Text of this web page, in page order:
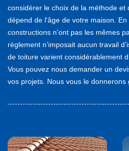
considérer le choix de la méthode et
dépend de l'âge de votre maison.
constructions n'ont pas les mêmes
règlement n'imposait aucun travail
de toiture varient considérablement
Vous pouvez nous demander un
vos projets. Nous vous le donnerons